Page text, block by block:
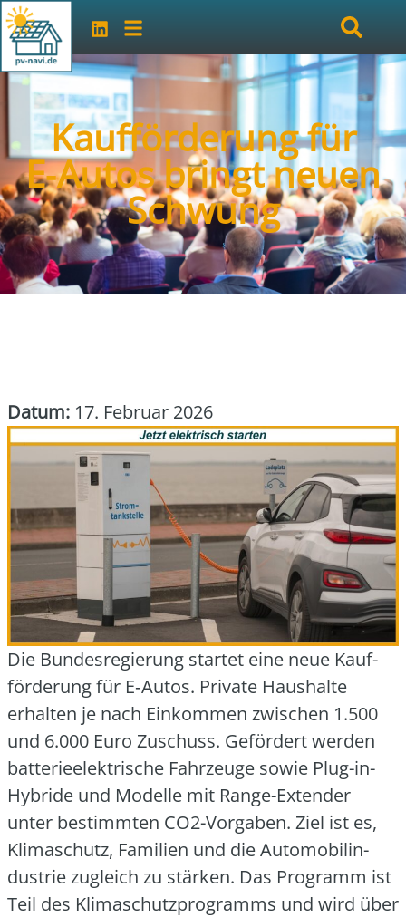
Kaufförderung für
E‑Autos bringt neuen
Schwung
Datum: 17. Februar 2026
Die Bun­des­re­gie­rung star­tet eine neue Kauf­
för­de­rung für E‑Autos. Pri­va­te Haus­hal­te
erhal­ten je nach Ein­kom­men zwi­schen 1.500
und 6.000 Euro Zuschuss. Geför­dert wer­den
bat­te­rie­elek­tri­sche Fahr­zeu­ge sowie Plug-in-
Hybri­de und Model­le mit Ran­ge-Exten­der
unter bestimm­ten CO2-Vor­ga­ben. Ziel ist es,
Kli­ma­schutz, Fami­li­en und die Auto­mo­bil­in­
dus­trie zugleich zu stär­ken. Das Pro­gramm ist
Teil des Kli­ma­schutz­pro­gramms und wird über